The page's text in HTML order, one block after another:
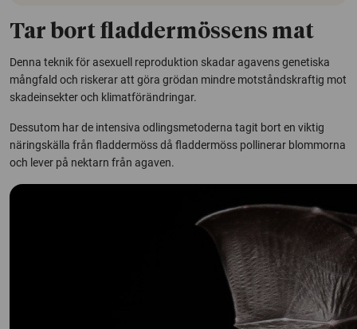
Tar bort fladdermössens mat
Denna teknik för asexuell reproduktion skadar agavens genetiska
mångfald och riskerar att göra grödan mindre motståndskraftig mot
skadeinsekter och klimatförändringar.
Dessutom har de intensiva odlingsmetoderna tagit bort en viktig
näringskälla från fladdermöss då fladdermöss pollinerar blommorna
och lever på nektarn från agaven.